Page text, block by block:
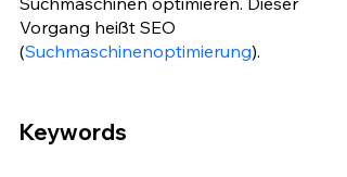
Vorgang heißt SEO
(Suchmaschinenoptimierung).
Keywords